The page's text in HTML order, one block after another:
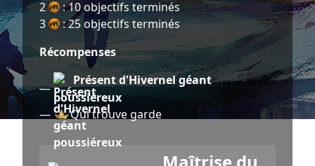
2
: 10 objectifs terminés
3
: 25 objectifs terminés
Récompenses
—
Présent d'Hivernel géant
poussiéreux
—
Qui trouve garde